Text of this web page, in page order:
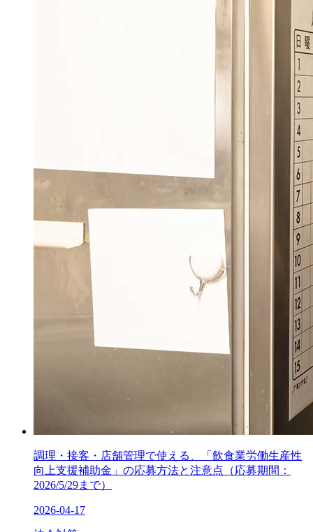
調理・接客・店舗管理で使える、「飲食業労働生産性
向上支援補助金」の応募方法と注意点（応募期間：
2026/5/29まで）
2026-04-17